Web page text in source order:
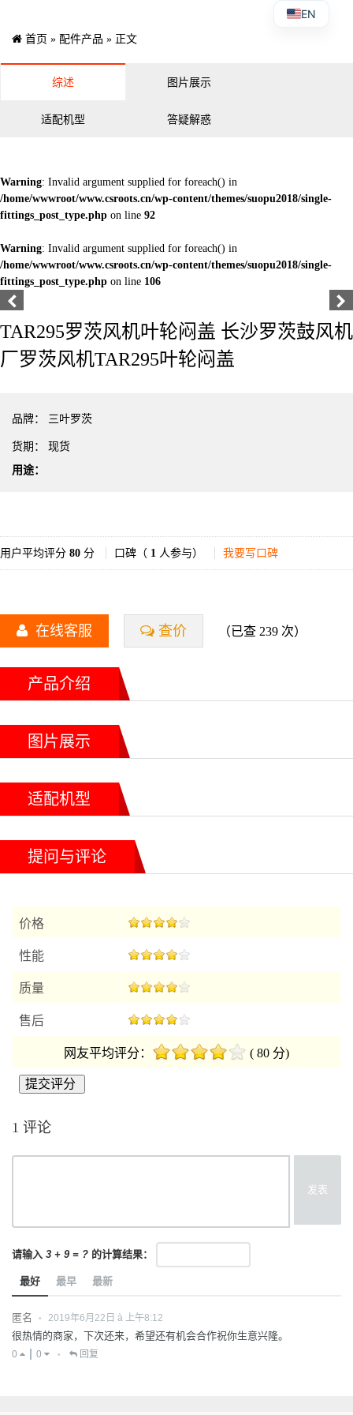
首页 » 配件产品 » 正文
综述 图片展示
适配机型 答疑解惑
Warning: Invalid argument supplied for foreach() in
/home/wwwroot/www.csroots.cn/wp-content/themes/suopu2018/single-
fittings_post_type.php on line 92
Warning: Invalid argument supplied for foreach() in
/home/wwwroot/www.csroots.cn/wp-content/themes/suopu2018/single-
fittings_post_type.php on line 106
TAR295罗茨风机叶轮闷盖 长沙罗茨鼓风机
厂罗茨风机TAR295叶轮闷盖
品牌： 三叶罗茨
货期： 现货
用途：
用户平均评分 80 分 口碑（ 1 人参与） 我要写口碑
在线客服 查价 （已查 239 次）
产品介绍
图片展示
适配机型
提问与评论
价格
性能
质量
售后
网友平均评分： ( 80 分)
1 评论
发表
请输入 3 + 9 = ? 的计算结果：
最好 最早 最新
匿名 • 2019年6月22日 à 上午8:12
很热情的商家，下次还来，希望还有机会合作祝你生意兴隆。
0 0 • 回复
EN